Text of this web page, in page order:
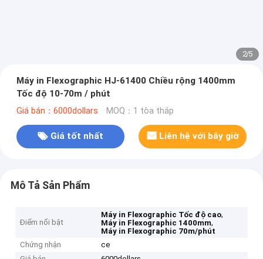
2/5
Máy in Flexographic HJ-61400 Chiều rộng 1400mm
Tốc độ 10-70m / phút
Giá bán：6000dollars MOQ：1 tòa tháp
Giá tốt nhất Liên hệ với bây giờ
Mô Tả Sản Phẩm
Điểm nổi bật
Máy in Flexographic Tốc độ cao,
Máy in Flexographic 1400mm,
Máy in Flexographic 70m/phút
Chứng nhận
ce